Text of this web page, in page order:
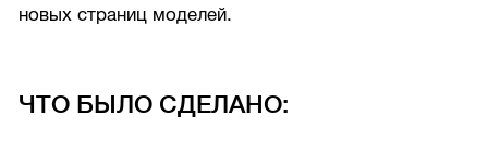
новых страниц моделей.
ЧТО БЫЛО СДЕЛАНО: